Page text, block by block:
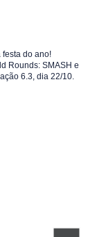
festa do ano!
Rounds: SMASH e
6.3, dia 22/10.